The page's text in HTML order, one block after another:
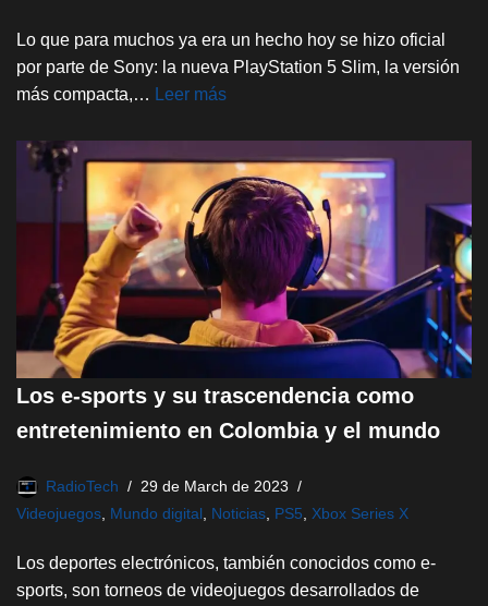
Lo que para muchos ya era un hecho hoy se hizo oficial
por parte de Sony: la nueva PlayStation 5 Slim, la versión
más compacta,… Leer más
Los e-sports y su trascendencia como
entretenimiento en Colombia y el mundo
RadioTech
29 de March de 2023
Videojuegos Mundo digital Noticias PS5 Xbox Series X
Los deportes electrónicos, también conocidos como e-
sports, son torneos de videojuegos desarrollados de